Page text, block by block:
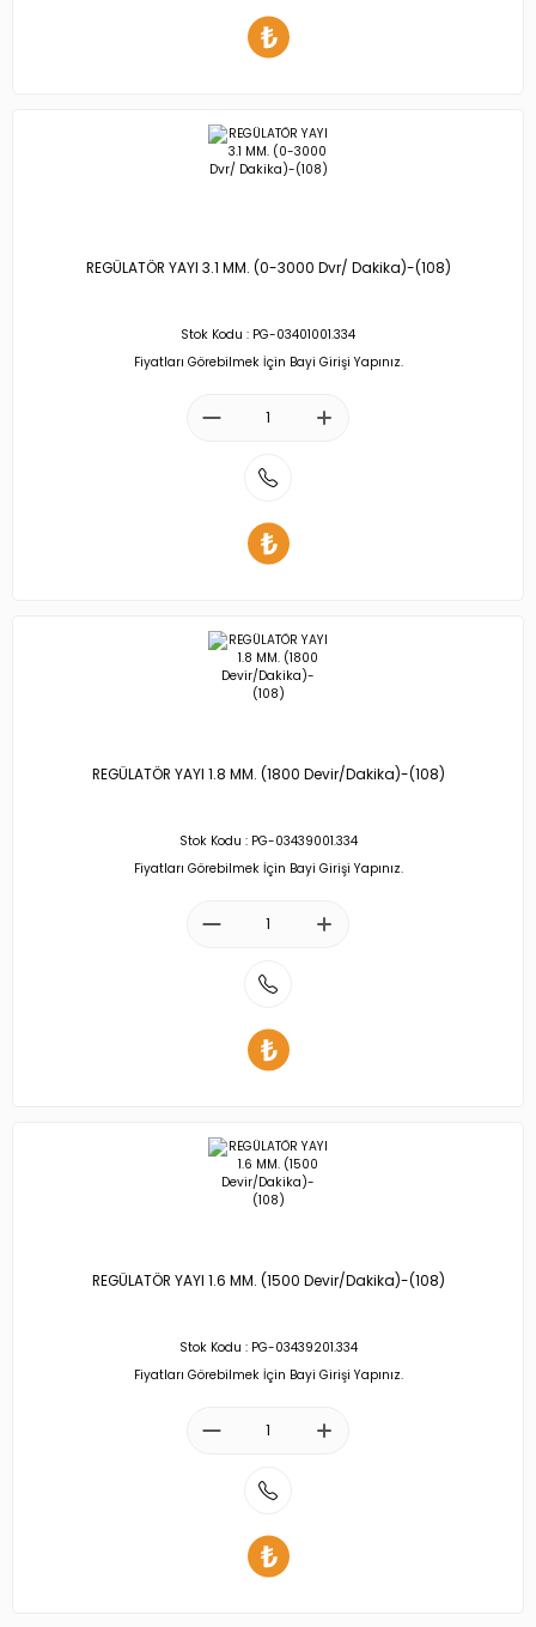
REGÜLATÖR YAYI 3.1 MM. (0-3000 Dvr/ Dakika)-(108)
Stok Kodu : PG-03401001.334
Fiyatları Görebilmek İçin Bayi Girişi Yapınız.
REGÜLATÖR YAYI 1.8 MM. (1800 Devir/Dakika)-(108)
Stok Kodu : PG-03439001.334
Fiyatları Görebilmek İçin Bayi Girişi Yapınız.
REGÜLATÖR YAYI 1.6 MM. (1500 Devir/Dakika)-(108)
Stok Kodu : PG-03439201.334
Fiyatları Görebilmek İçin Bayi Girişi Yapınız.